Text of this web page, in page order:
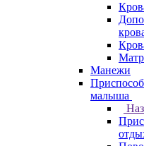
Манежи
малыша